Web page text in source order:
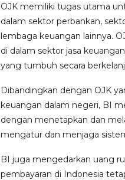
OJK memiliki tugas utama
dalam sektor perbankan,
lembaga keuangan lainnya.
di dalam sektor jasa
yang tumbuh secara
Dibandingkan dengan OJK
keuangan dalam negeri, BI
dengan menetapkan dan
mengatur dan menjaga
BI juga mengedarkan uang
pembayaran di Indonesia